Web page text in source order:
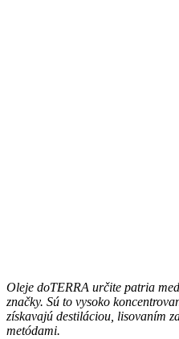
Oleje doTERRA určite patria
značky. Sú to vysoko
získavajú destiláciou, lisovaním
metódami.